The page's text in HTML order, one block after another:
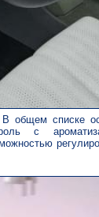
В общем списке
с